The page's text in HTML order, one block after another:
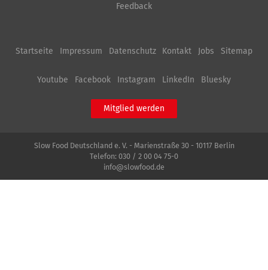
Feedback
Startseite Impressum Datenschutz Kontakt Jobs Sitemap
Youtube Facebook Instagram LinkedIn Bluesky
Mitglied werden
Slow Food Deutschland e. V. - Marienstraße 30 - 10117 Berlin
Telefon: 030 / 2 00 04 75-0
info@slowfood.de